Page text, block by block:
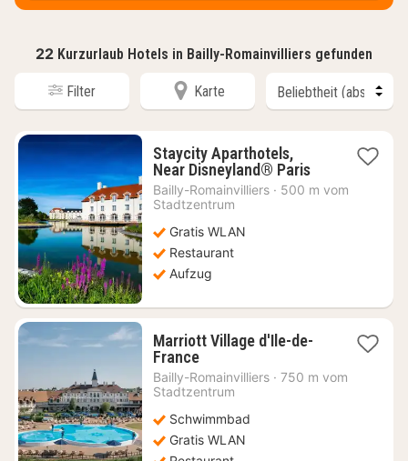
22 Kurzurlaub Hotels in Bailly-Romainvilliers gefunden
Filter Karte
Staycity Aparthotels,
Near Disneyland® Paris1
Nacht
Bailly-Romainvilliers · 500 m vom
Stadtzentrum
Gratis WLAN
Restaurant
Aufzug
Marriott Village d'Ile-de-
France1
Nacht
ab
€
Bailly-Romainvilliers · 750 m vom
Stadtzentrum
Schwimmbad
Gratis WLAN